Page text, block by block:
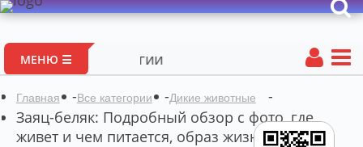
МЕНЮ ☰ Портал
Главная -Все категории -Дикие животные
-
Заяц-беляк: Подробный обзор с фото, где
живет и чем питается, образ жизни